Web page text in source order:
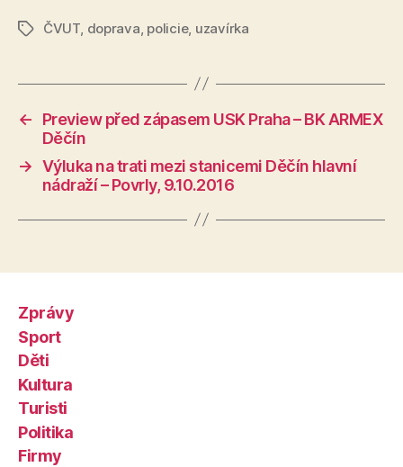
ŠtítkyČVUT, doprava, policie, uzavírka
←
Preview před zápasem USK Praha – BK ARMEX
Děčín
→ Výluka na trati mezi stanicemi Děčín hlavní
nádraží – Povrly, 9.10.2016
Zprávy
Sport
Děti
Kultura
Turisti
Politika
Firmy